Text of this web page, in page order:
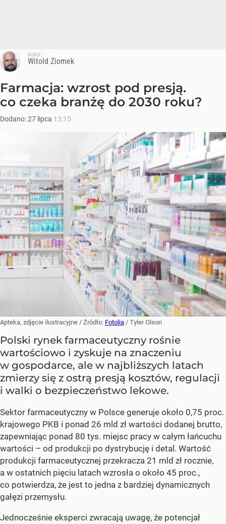
Autor:
Witold Ziomek
Farmacja: wzrost pod presją.
co czeka branżę do 2030 roku?
Dodano:27 lipca 13:15
Apteka, zdjęcie ilustracyjne / Źródło: Fotolia / Tyler Olson
Polski rynek farmaceutyczny rośnie
wartościowo i zyskuje na znaczeniu
w gospodarce, ale w najbliższych latach
zmierzy się z ostrą presją kosztów, regulacji
i walki o bezpieczeństwo lekowe.
Sektor farmaceutyczny w Polsce generuje około 0,75 proc.
krajowego PKB i ponad 26 mld zł wartości dodanej brutto,
zapewniając ponad 80 tys. miejsc pracy w całym łańcuchu
wartości – od produkcji po dystrybucję i detal. Wartość
produkcji farmaceutycznej przekracza 21 mld zł rocznie,
a w ostatnich pięciu latach wzrosła o około 45 proc.,
co potwierdza, że jest to jedna z bardziej dynamicznych
gałęzi przemysłu.
Jednocześnie eksperci zwracają uwagę, że potencjał